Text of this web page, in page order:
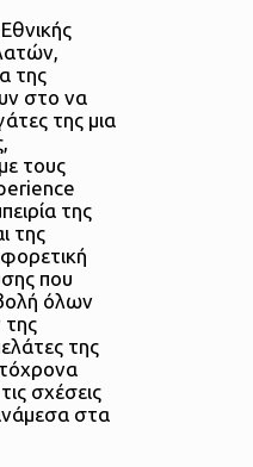
της
στο να
της μια
τους
της
της
που
όλων
της
σχέσεις
στα